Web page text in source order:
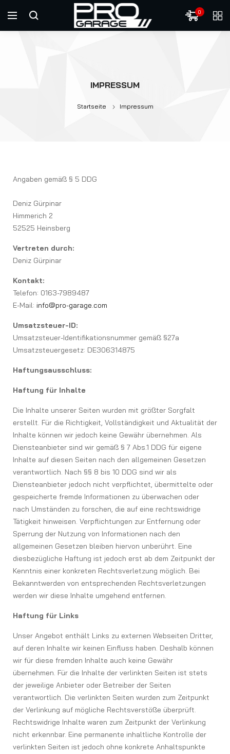
0
IMPRESSUM
Startseite Impressum
Angaben gemäß § 5 DDG
Deniz Gürpinar
Himmerich 2
52525 Heinsberg
Vertreten durch:
Deniz Gürpinar
Kontakt:
Telefon: 0163-7989487
E-Mail: info@pro-garage.com
Umsatzsteuer-ID:
Umsatzsteuer-Identifikationsnummer gemäß §27a
Umsatzsteuergesetz: DE306314875
Haftungsausschluss:
Haftung für Inhalte
Die Inhalte unserer Seiten wurden mit größter Sorgfalt
erstellt. Für die Richtigkeit, Vollständigkeit und Aktualität der
Inhalte können wir jedoch keine Gewähr übernehmen. Als
Diensteanbieter sind wir gemäß § 7 Abs.1 DDG für eigene
Inhalte auf diesen Seiten nach den allgemeinen Gesetzen
verantwortlich. Nach §§ 8 bis 10 DDG sind wir als
Diensteanbieter jedoch nicht verpflichtet, übermittelte oder
gespeicherte fremde Informationen zu überwachen oder
nach Umständen zu forschen, die auf eine rechtswidrige
Tätigkeit hinweisen. Verpflichtungen zur Entfernung oder
Sperrung der Nutzung von Informationen nach den
allgemeinen Gesetzen bleiben hiervon unberührt. Eine
diesbezügliche Haftung ist jedoch erst ab dem Zeitpunkt der
Kenntnis einer konkreten Rechtsverletzung möglich. Bei
Bekanntwerden von entsprechenden Rechtsverletzungen
werden wir diese Inhalte umgehend entfernen.
Haftung für Links
Unser Angebot enthält Links zu externen Webseiten Dritter,
auf deren Inhalte wir keinen Einfluss haben. Deshalb können
wir für diese fremden Inhalte auch keine Gewähr
übernehmen. Für die Inhalte der verlinkten Seiten ist stets
der jeweilige Anbieter oder Betreiber der Seiten
verantwortlich. Die verlinkten Seiten wurden zum Zeitpunkt
der Verlinkung auf mögliche Rechtsverstöße überprüft.
Rechtswidrige Inhalte waren zum Zeitpunkt der Verlinkung
nicht erkennbar. Eine permanente inhaltliche Kontrolle der
verlinkten Seiten ist jedoch ohne konkrete Anhaltspunkte